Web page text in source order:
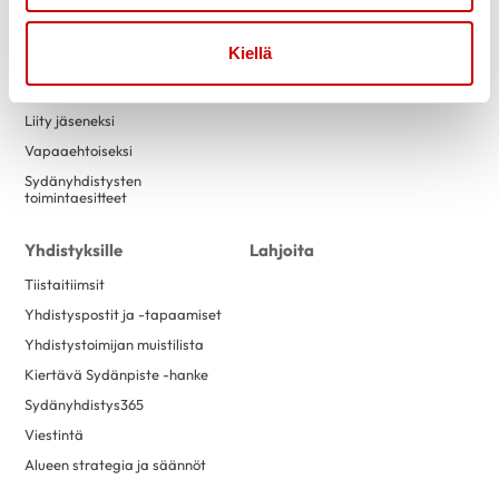
Kiellä
Tapahtumakalenteri
mittaustoiminta
Liity jäseneksi
Vapaaehtoiseksi
Sydänyhdistysten
toimintaesitteet
Laskutustiedot
Yritysyhteistyö
Yhdistyksille
Tiistaitiimsit
Yhdistyspostit ja -tapaamiset
Yhdistystoimijan muistilista
Kiertävä Sydänpiste -hanke
Sydänyhdistys365
Viestintä
Alueen strategia ja säännöt
Lahjoita